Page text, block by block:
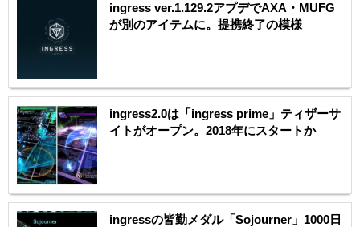
ingress ver.1.129.2アプデでAXA・MUFG
が別のアイテムに。提携終了の模様
ingress2.0は「ingress prime」ティザーサ
イトがオープン。2018年にスタートか
ingressの皆勤メダル「Sojourner」1000日